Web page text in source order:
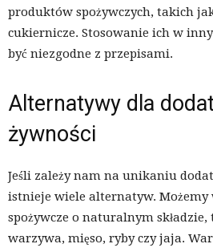
produktów spożywczych, takich
cukiernicze. Stosowanie ich w
być niezgodne z przepisami.
Alternatywy dla
żywności
Jeśli zależy nam na unikaniu
istnieje wiele alternatyw.
spożywcze o naturalnym
warzywa, mięso, ryby czy jaja.